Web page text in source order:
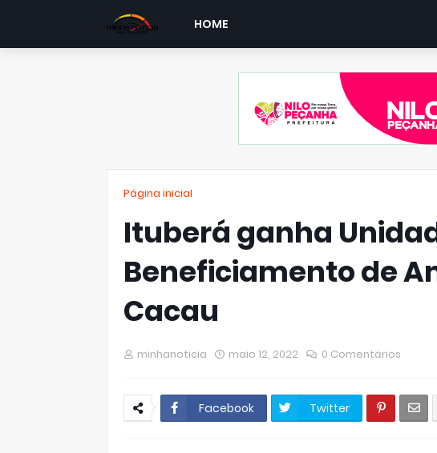
HOME
Página inicial
Ituberá ganha
Beneficiamento de
Cacau
minhanoticia maio 12, 2022 0 Comentários
Facebook Twitter